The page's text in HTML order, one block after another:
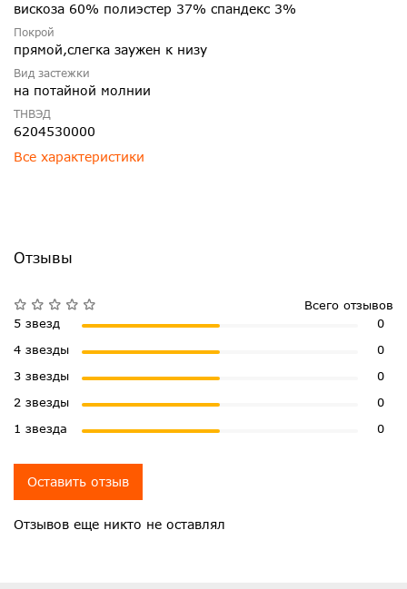
вискоза 60% полиэстер 37% спандекс 3%
Покрой
прямой,слегка заужен к низу
Вид застежки
на потайной молнии
ТНВЭД
6204530000
Все характеристики
Отзывы
Отзывов еще никто не оставлял
Всего отзывов
5 звезд
0
4 звезды
0
3 звезды
0
2 звезды
0
1 звезда
0
Оставить отзыв